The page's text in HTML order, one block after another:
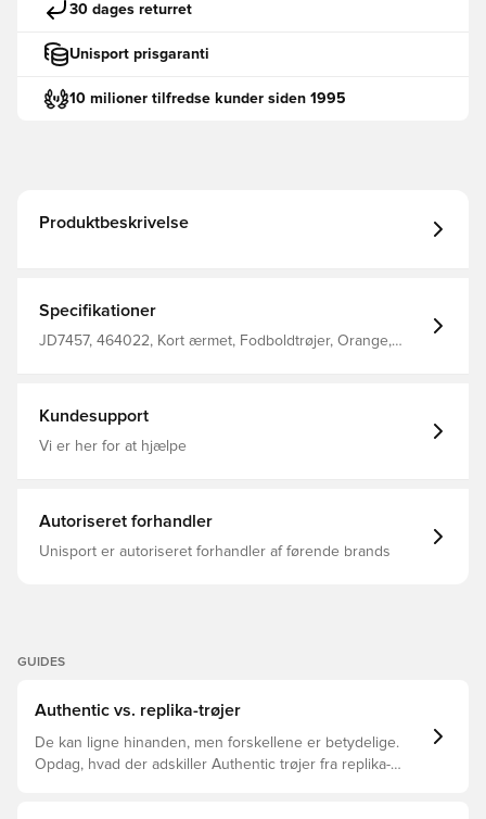
30 dages returret
Unisport prisgaranti
10 milioner tilfredse kunder siden 1995
Produktbeskrivelse
Specifikationer
JD7457, 464022, Kort ærmet, Fodboldtrøjer, Orange,
Kundesupport
Vi er her for at hjælpe
Autoriseret forhandler
Unisport er autoriseret forhandler af førende brands
GUIDES
Authentic vs. replika-trøjer
De kan ligne hinanden, men forskellene er betydelige.
Opdag, hvad der adskiller Authentic trøjer fra replika-